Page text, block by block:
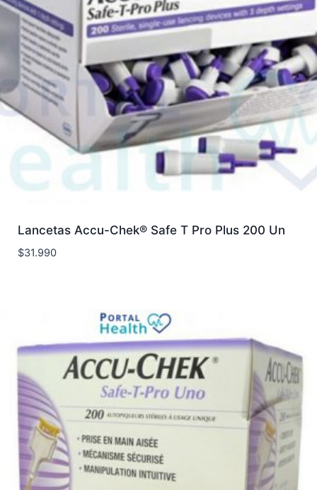
Lancetas Accu-Chek® Safe T Pro Plus 200 Un
$31.990